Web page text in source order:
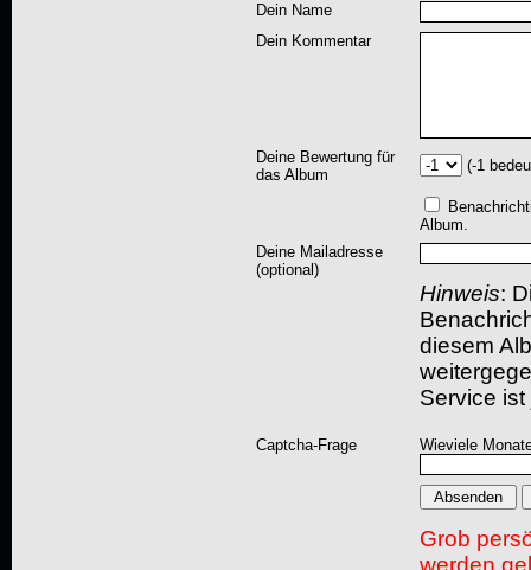
Dein Name
Dein Kommentar
Deine Bewertung für
das Album
(-1
Album.
Deine Mailadresse
(optional)
Hinweis:
diesem
Service
Captcha-Frage Wieviele
Grob
werden